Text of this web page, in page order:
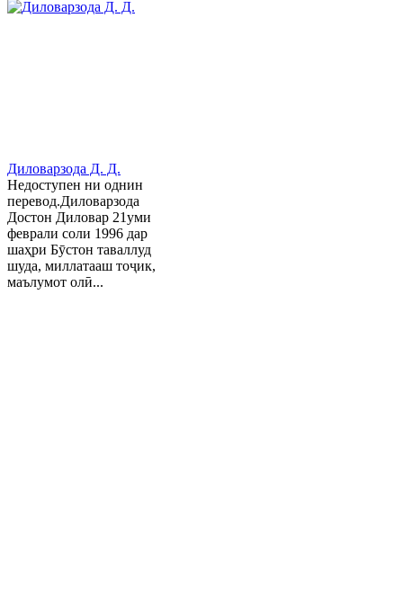
Диловарзода Д. Д.
Недоступен ни однин
перевод.Диловарзода
Достон Диловар 21уми
феврали соли 1996 дар
шаҳри Бӯстон таваллуд
шуда, миллатааш тоҷик,
маълумот олӣ...